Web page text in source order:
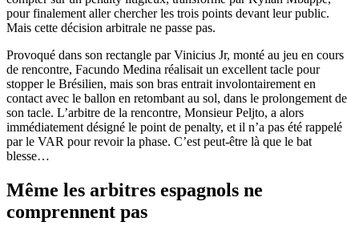
pour finalement aller chercher les trois points devant leur public.
Mais cette décision arbitrale ne passe pas.
Provoqué dans son rectangle par Vinicius Jr, monté au jeu en cours
de rencontre, Facundo Medina réalisait un excellent tacle pour
stopper le Brésilien, mais son bras entrait involontairement en
contact avec le ballon en retombant au sol, dans le prolongement de
son tacle. L’arbitre de la rencontre, Monsieur Peljto, a alors
immédiatement désigné le point de penalty, et il n’a pas été rappelé
par le VAR pour revoir la phase. C’est peut-être là que le bat
blesse…
Même les arbitres espagnols ne
comprennent pas